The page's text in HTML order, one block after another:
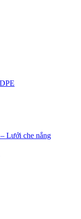
Lưới che nắng